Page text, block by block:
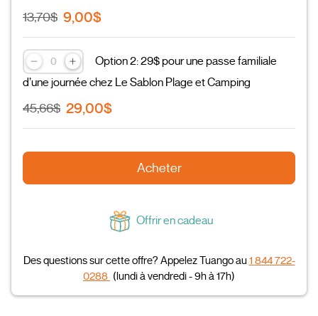
13,70$ 9,00$
Option 2: 29$ pour une passe familiale
d’une journée chez Le Sablon Plage et Camping
45,66$ 29,00$
Acheter
Offrir en cadeau
Des questions sur cette offre? Appelez Tuango au1 844 722-
0288 (lundi à vendredi - 9h à 17h)